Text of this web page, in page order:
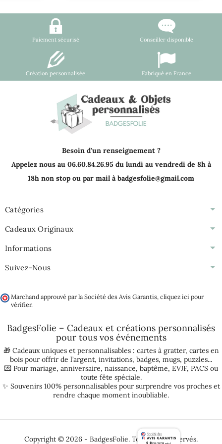
Paiement sécurisé Conseiller disponible
Création personnalisée Fabriqué en France
Besoin d'un renseignement ?
Appelez nous au 06.60.84.26.95 du lundi au vendredi de 8h à
18h non stop ou par mail à badgesfolie@gmail.com
Catégories
Cadeaux Originaux
Informations
Suivez-Nous
Marchand approuvé par la Société des Avis Garantis, cliquez ici pour
vérifier.
BadgesFolie – Cadeaux et créations personnalisés
pour tous vos événements
🎁 Cadeaux uniques et personnalisables : cartes à gratter, cartes en
bois pour offrir de l’argent, invitations, badges, mugs, puzzles...
💌 Pour mariage, anniversaire, naissance, baptême, EVJF, PACSou
toute fête spéciale.
✨ Souvenirs 100% personnalisables pour surprendre vos proches et
rendre chaque moment inoubliable.
Copyright © 2026 - BadgesFolie. Tous droits réservés.